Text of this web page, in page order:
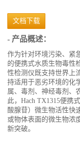
文档下载
- 产品概述：
作为针对环境污染、紧
的便携式水质生物毒性
性检测仪既支持世界上
持适用于恶劣环境的化
属、毒剂、神经毒剂、
此，Hach TX1315便携
酸腺苷）微生物活性快
或物体表面的微生物浓
新突破。